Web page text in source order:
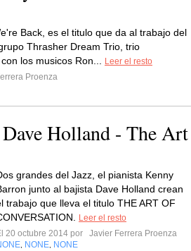
Back, es el titulo que da al trabajo del
Thrasher Dream Trio, trio
los musicos Ron...
Leer el resto
Proenza
Holland - The Art
grandes del Jazz, el pianista Kenny
junto al bajista Dave Holland crean
trabajo que lleva el titulo THE ART OF
Leer el resto
20 octubre 2014 por
Javier Ferrera Proenza
NONE NONE